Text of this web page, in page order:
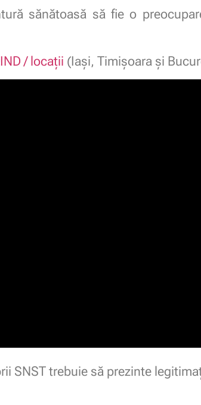
sănătoasă să fie o
/ locații (Iași, Timișoara și
SNST trebuie să prezinte